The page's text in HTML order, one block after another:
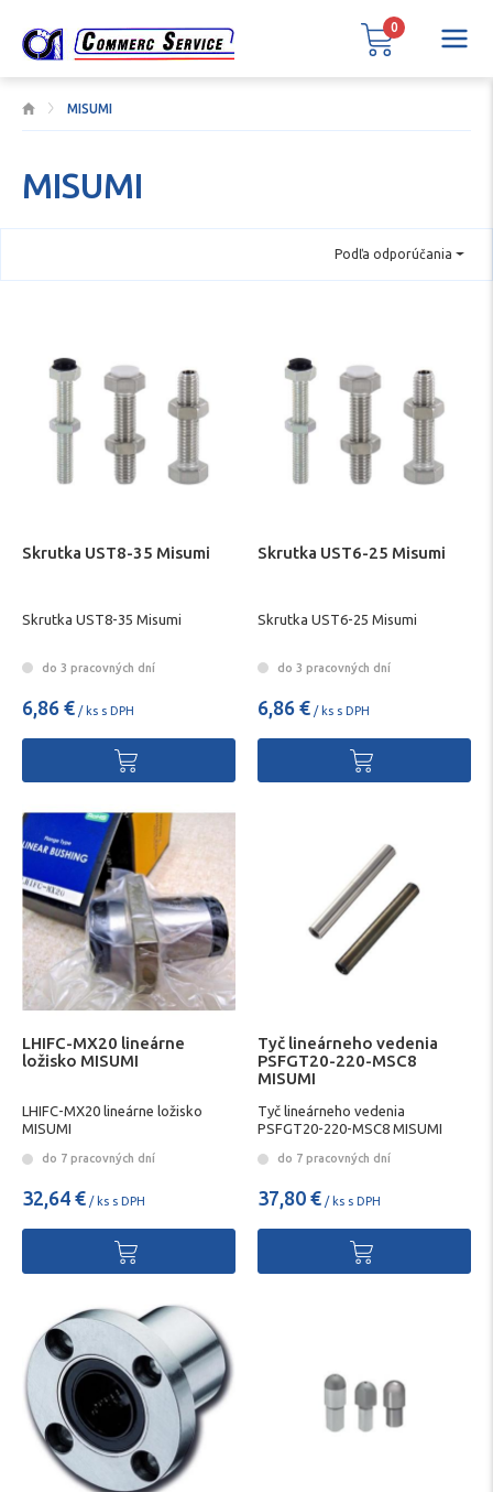
MISUMI
MISUMI
Podľa odporúčania
Skrutka UST8-35 Misumi
Skrutka UST8-35 Misumi
do 3 pracovných dní
6,86 € / ks s DPH
Skrutka UST6-25 Misumi
Skrutka UST6-25 Misumi
do 3 pracovných dní
6,86 € / ks s DPH
LHIFC-MX20 lineárne
ložisko MISUMI
LHIFC-MX20 lineárne ložisko
MISUMI
do 7 pracovných dní
32,64 € / ks s DPH
Tyč lineárneho vedenia
PSFGT20-220-MSC8
MISUMI
Tyč lineárneho vedenia
PSFGT20-220-MSC8 MISUMI
do 7 pracovných dní
37,80 € / ks s DPH
0